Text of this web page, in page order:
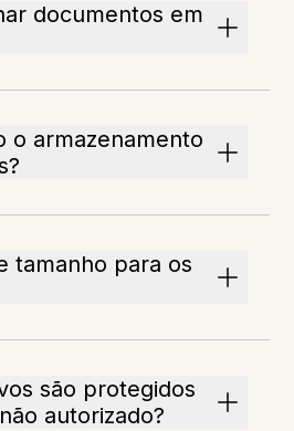
documentos em
o armazenamento
tamanho para os
são protegidos
autorizado?